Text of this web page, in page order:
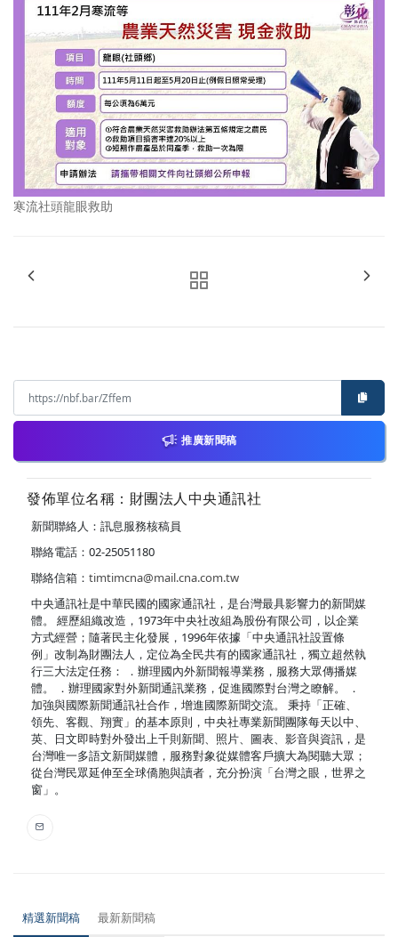
寒流社頭龍眼救助
推廣新聞稿
發佈單位名稱：財團法人中央通訊社
新聞聯絡人：訊息服務核稿員
聯絡電話：02-25051180
聯絡信箱： timtimcna@mail.cna.com.tw
中央通訊社是中華民國的國家通訊社，是台灣最具影響力的新聞媒
體。 經歷組織改造，1973年中央社改組為股份有限公司，以企業
方式經營；隨著民主化發展，1996年依據「中央通訊社設置條
例」改制為財團法人，定位為全民共有的國家通訊社，獨立超然執
行三大法定任務： ．辦理國內外新聞報導業務，服務大眾傳播媒
體。 ．辦理國家對外新聞通訊業務，促進國際對台灣之瞭解。 ．
加強與國際新聞通訊社合作，增進國際新聞交流。 秉持「正確、
領先、客觀、翔實」的基本原則，中央社專業新聞團隊每天以中、
英、日文即時對外發出上千則新聞、照片、圖表、影音與資訊，是
台灣唯一多語文新聞媒體，服務對象從媒體客戶擴大為閱聽大眾；
從台灣民眾延伸至全球僑胞與讀者，充分扮演「台灣之眼，世界之
窗」。
精選新聞稿 最新新聞稿